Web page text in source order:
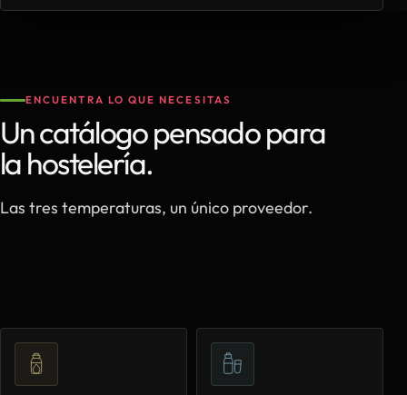
ENCUENTRA LO QUE NECESITAS
Un catálogo pensado para
la hostelería.
Las tres temperaturas, un único proveedor.